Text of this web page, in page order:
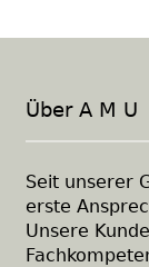
Über A M U
Seit unserer
erste
Unsere